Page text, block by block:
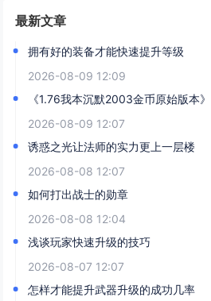
最新文章
拥有好的装备才能快速提升等级
2026-08-09 12:09
《1.76我本沉默2003金币原始版本
2026-08-09 12:07
诱惑之光让法师的实力更上一层楼
2026-08-08 12:07
如何打出战士的勋章
2026-08-08 12:04
浅谈玩家快速升级的技巧
2026-08-07 12:07
怎样才能提升武器升级的成功几率